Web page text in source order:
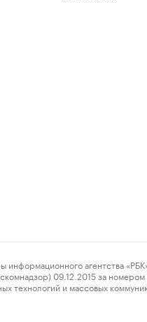
агентства «РБК»
09.12.2015 за
технологий и массовых